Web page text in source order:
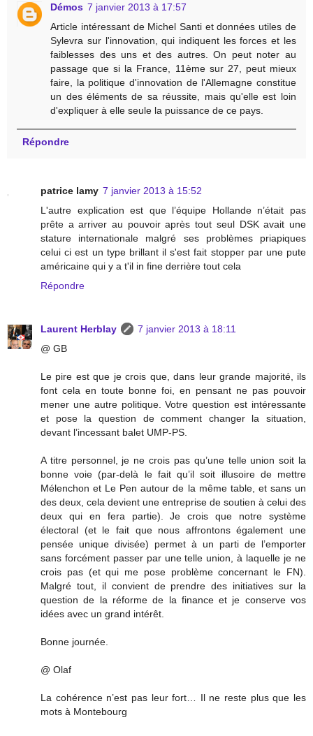
Démos 7 janvier 2013 à 17:57
Article intéressant de Michel Santi et données utiles de
Sylevra sur l'innovation, qui indiquent les forces et les
faiblesses des uns et des autres. On peut noter au
passage que si la France, 11ème sur 27, peut mieux
faire, la politique d'innovation de l'Allemagne constitue
un des éléments de sa réussite, mais qu'elle est loin
d'expliquer à elle seule la puissance de ce pays.
Répondre
patrice lamy 7 janvier 2013 à 15:52
L'autre explication est que l’équipe Hollande n’était pas
prête a arriver au pouvoir après tout seul DSK avait une
stature internationale malgré ses problèmes priapiques
celui ci est un type brillant il s'est fait stopper par une pute
américaine qui y a t'il in fine derrière tout cela
Répondre
Laurent Herblay
7 janvier 2013 à 18:11
@ GB
Le pire est que je crois que, dans leur grande majorité, ils
font cela en toute bonne foi, en pensant ne pas pouvoir
mener une autre politique. Votre question est intéressante
et pose la question de comment changer la situation,
devant l’incessant balet UMP-PS.
A titre personnel, je ne crois pas qu’une telle union soit la
bonne voie (par-delà le fait qu’il soit illusoire de mettre
Mélenchon et Le Pen autour de la même table, et sans un
des deux, cela devient une entreprise de soutien à celui des
deux qui en fera partie). Je crois que notre système
électoral (et le fait que nous affrontons également une
pensée unique divisée) permet à un parti de l’emporter
sans forcément passer par une telle union, à laquelle je ne
crois pas (et qui me pose problème concernant le FN).
Malgré tout, il convient de prendre des initiatives sur la
question de la réforme de la finance et je conserve vos
idées avec un grand intérêt.
Bonne journée.
@ Olaf
La cohérence n’est pas leur fort… Il ne reste plus que les
mots à Montebourg